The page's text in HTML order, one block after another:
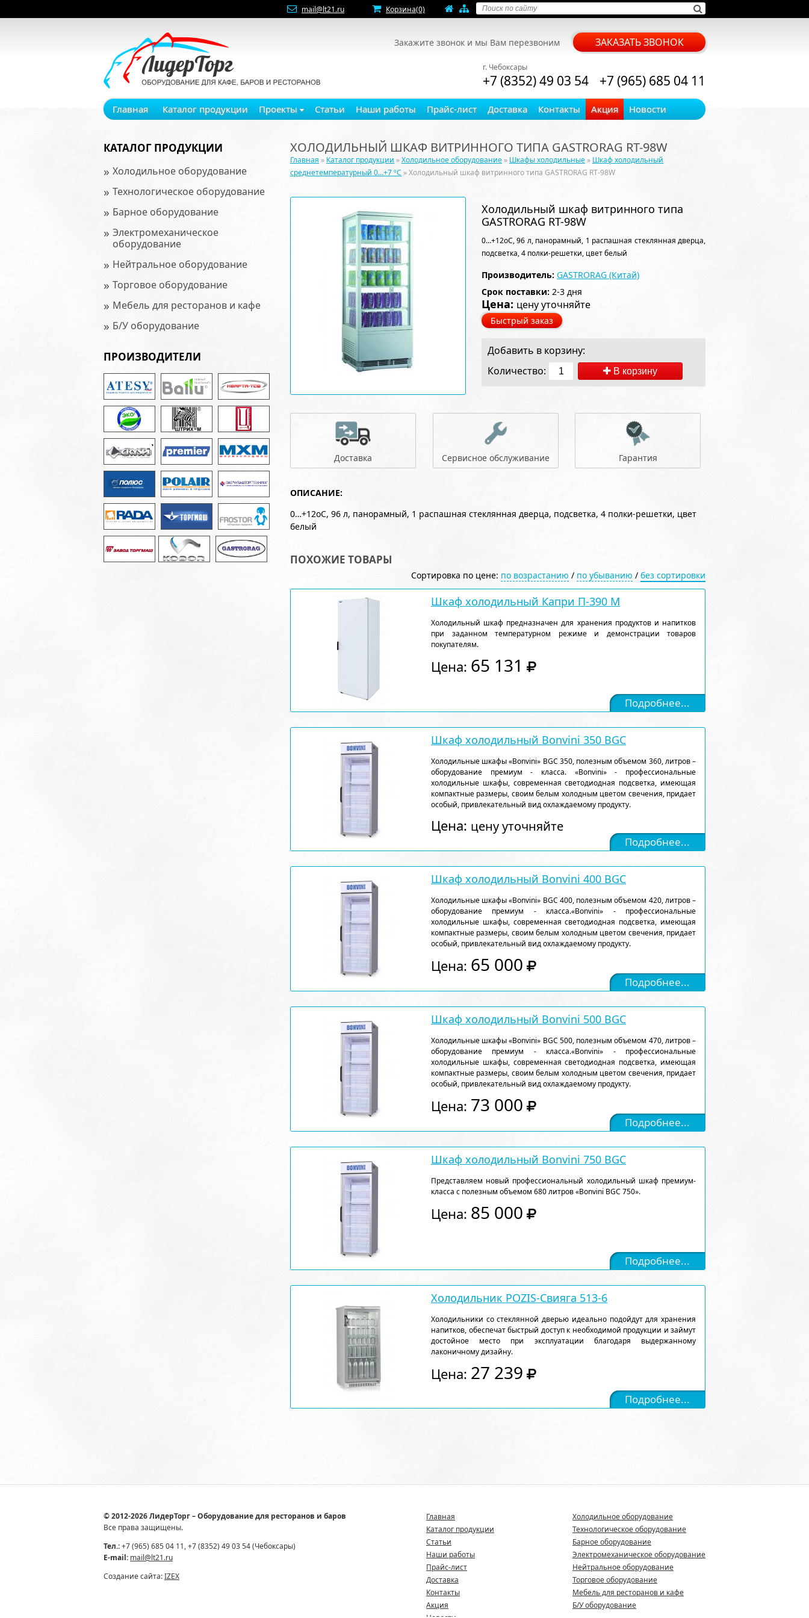
mail@lt21.ru Корзина(0)
Закажите звонок и мы Вам перезвоним ЗАКАЗАТЬ ЗВОНОК
г. Чебоксары
+7 (8352) 49 03 54 +7 (965) 685 04 11
Главная Каталог продукции Проекты Статьи Наши работы Прайс-лист Доставка Контакты Акция Новости
КАТАЛОГ ПРОДУКЦИИ
» Холодильное оборудование
» Технологическое оборудование
» Барное оборудование
» Электромеханическое
оборудование
» Нейтральное оборудование
» Торговое оборудование
» Мебель для ресторанов и кафе
» Б/У оборудование
ПРОИЗВОДИТЕЛИ
ХОЛОДИЛЬНЫЙ ШКАФ ВИТРИННОГО ТИПА GASTRORAG RT-98W
Главная » Каталог продукции »Холодильное оборудование » Шкафы холодильные » Шкаф холодильный
среднетемпературный 0...+7 ºC » Холодильный шкаф витринного типа GASTRORAG RT-98W
Холодильный шкаф витринного типа
GASTRORAG RT-98W
0…+12оС, 96 л, панорамный, 1 распашная стеклянная дверца,
подсветка, 4 полки-решетки, цвет белый
Производитель: GASTRORAG (Китай)
Срок поставки: 2-3 дня
Цена: цену уточняйте
Быстрый заказ
Добавить в корзину:
Количество:
В корзину
Доставка Сервисное обслуживание Гарантия
ОПИСАНИЕ:
0…+12оС, 96 л, панорамный, 1 распашная стеклянная дверца, подсветка, 4 полки-решетки, цвет
белый
ПОХОЖИЕ ТОВАРЫ
Сортировка по цене: по возрастанию / по убыванию / без сортировки
Шкаф холодильный Капри П-390 М
Холодильный шкаф предназначен для хранения продуктов и напитков
при заданном температурном режиме и демонстрации товаров
покупателям.
Цена: 65 131
Подробнее...
Шкаф холодильный Bonvini 350 BGC
Холодильные шкафы «Bonvini» BGC 350, полезным объемом 360, литров –
оборудование премиум - класса. «Bonvini» - профессиональные
холодильные шкафы, современная светодиодная подсветка, имеющая
компактные размеры, своим белым холодным цветом свечения, придает
особый, привлекательный вид охлаждаемому продукту.
Цена: цену уточняйте
Подробнее...
Шкаф холодильный Bonvini 400 BGC
Холодильные шкафы «Bonvini» BGC 400, полезным объемом 420, литров –
оборудование премиум - класса.«Bonvini» - профессиональные
холодильные шкафы, современная светодиодная подсветка, имеющая
компактные размеры, своим белым холодным цветом свечения, придает
особый, привлекательный вид охлаждаемому продукту.
Цена: 65 000
Подробнее...
Шкаф холодильный Bonvini 500 BGC
Холодильные шкафы «Bonvini» BGC 500, полезным объемом 470, литров –
оборудование премиум - класса.«Bonvini» - профессиональные
холодильные шкафы, современная светодиодная подсветка, имеющая
компактные размеры, своим белым холодным цветом свечения, придает
особый, привлекательный вид охлаждаемому продукту.
Цена: 73 000
Подробнее...
Шкаф холодильный Bonvini 750 BGC
Представляем новый профессиональный холодильный шкаф премиум-
класса с полезным объемом 680 литров «Bonvini BGC 750».
Цена: 85 000
Подробнее...
Холодильник POZIS-Свияга 513-6
Холодильники со стеклянной дверью идеально подойдут для хранения
напитков, обеспечат быстрый доступ к необходимой продукции и займут
достойное место при эксплуатации благодаря выдержанному
лаконичному дизайну.
Цена: 27 239
Подробнее...
© 2012-2026 ЛидерТорг – Оборудование для ресторанов и баров
Все права защищены.
Тел.:+7 (965) 685 04 11, +7 (8352) 49 03 54 (Чебоксары)
E-mail: mail@lt21.ru
Создание сайта:IZEX
Главная
Каталог продукции
Статьи
Наши работы
Прайс-лист
Доставка
Контакты
Акция
Холодильное оборудование
Технологическое оборудование
Барное оборудование
Электромеханическое оборудование
Нейтральное оборудование
Торговое оборудование
Мебель для ресторанов и кафе
Б/У оборудование